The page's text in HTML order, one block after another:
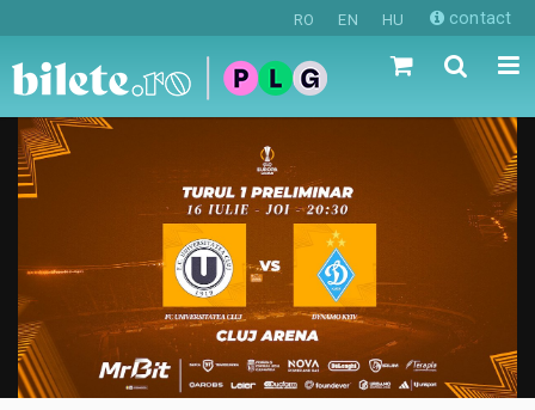
RO EN HU contact